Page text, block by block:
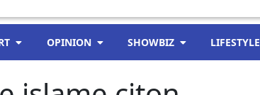
OPINION SHOWBIZ LIFESTYLE